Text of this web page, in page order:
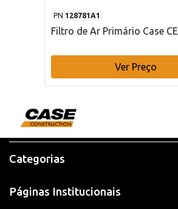
PN 128781A1
Filtro de Ar Primário Case CE
Ver Preço
Categorias
Páginas Institucionais